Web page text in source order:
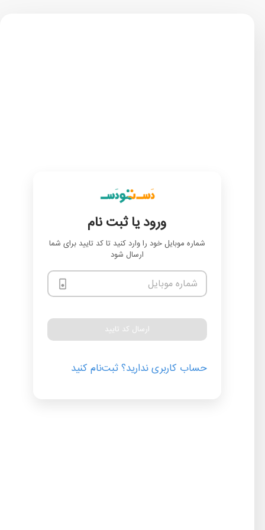
ورود یا ثبت نام
شماره موبایل خود را وارد کنید تا کد تایید برای شما
ارسال شود
شماره موبایل
ارسال کد تایید
حساب کاربری ندارید؟ ثبت‌نام کنید